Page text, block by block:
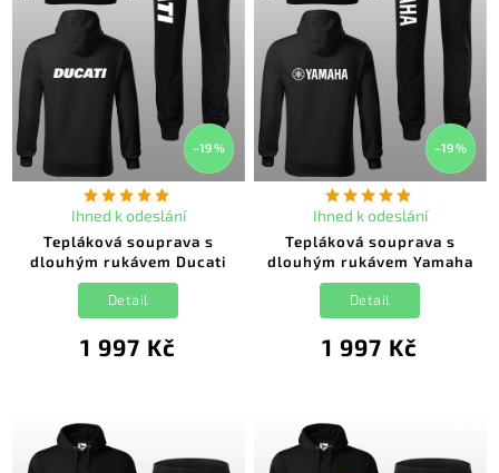
–19 %
Tepláková souprava s
dlouhým rukávem Ducati
Ihned k odeslání
1 997 Kč
Detail
–19 %
Tepláková souprava s
dlouhým rukávem Yamaha
Ihned k odeslání
1 997 Kč
Detail